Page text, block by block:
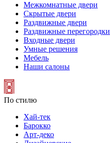
Межкомнатные двери
Скрытые двери
Раздвижные двери
Раздвижные перегородки
Входные двери
Умные решения
Мебель
Наши салоны
По стилю
Хай-тек
Барокко
Арт-деко